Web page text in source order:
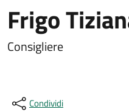
Frigo
Consigliere
Condividi